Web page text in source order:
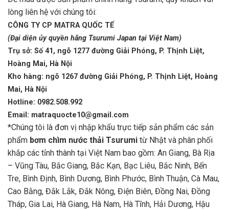
lòng liên hệ với chúng tôi:
CÔNG TY CP MATRA QUỐC TẾ
(Đại diện ủy quyền hãng Tsurumi Japan tại Việt Nam)
Trụ sở: Số 41, ngõ 1277 đường Giải Phóng, P. Thịnh Liệt,
Hoàng Mai, Hà Nội
Kho hàng: ngõ 1267 đường Giải Phóng, P. Thịnh Liệt, Hoàng
Mai, Hà Nội
Hotline: 0982.508.992
Email: matraquocte10@gmail.com
*Chúng tôi là đơn vị nhập khẩu trực tiếp sản phẩm các sản
phẩm bơm chìm nước thải Tsurumi từ Nhật và phân phối
khắp các tỉnh thành tại Việt Nam bao gồm: An Giang, Bà Rịa
– Vũng Tàu, Bắc Giang, Bắc Kạn, Bạc Liêu, Bắc Ninh, Bến
Tre, Bình Định, Bình Dương, Bình Phước, Bình Thuận, Cà Mau,
Cao Bằng, Đắk Lắk, Đắk Nông, Điện Biên, Đồng Nai, Đồng
Tháp, Gia Lai, Hà Giang, Hà Nam, Hà Tĩnh, Hải Dương, Hậu